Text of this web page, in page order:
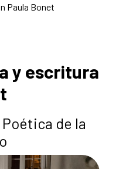
Paula Bonet
y escritura
de la